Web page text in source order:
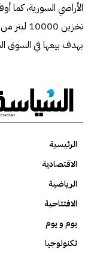
الأراضي السورية،
بهدف بيعها في السوق
الرئيسية
الاقتصادية
الرياضية
الافتتاحية
يوم و يوم
تكنولوجيا